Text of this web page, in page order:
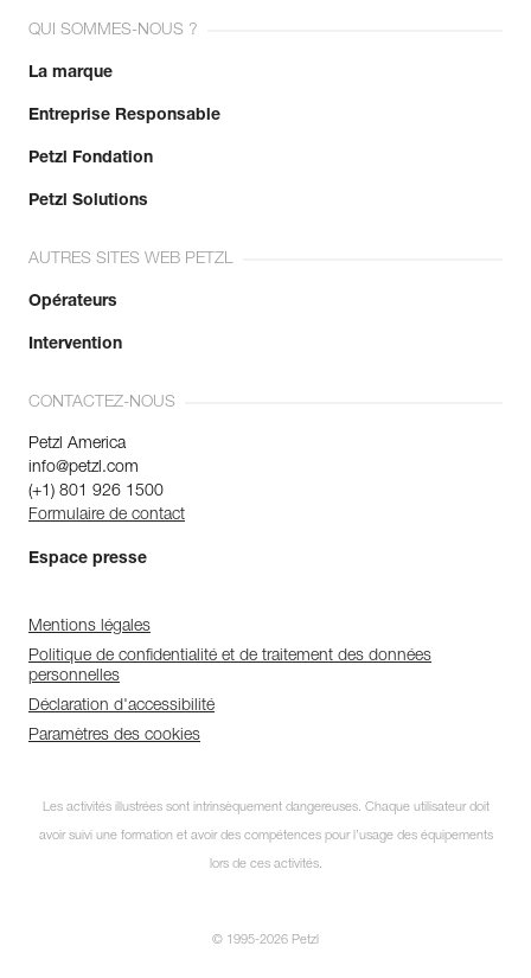
QUI SOMMES-NOUS ?
La marque
Entreprise Responsable
Petzl Fondation
Petzl Solutions
AUTRES SITES WEB PETZL
Opérateurs
Intervention
CONTACTEZ-NOUS
Petzl America
info@petzl.com
(+1) 801 926 1500
Formulaire de contact
Espace presse
Mentions légales
Politique de confidentialité et de traitement des données
personnelles
Déclaration d'accessibilité
Paramètres des cookies
Les activités illustrées sont intrinsèquement dangereuses. Chaque utilisateur doit
avoir suivi une formation et avoir des compétences pour l’usage des équipements
lors de ces activités.
© 1995-2026 Petzl